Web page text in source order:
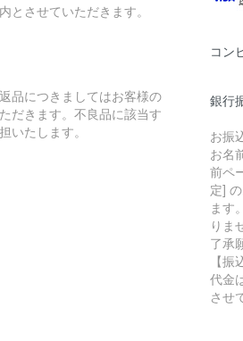
とさせていただきます。
品につきましてはお客様の
だきます。不良品に該当す
いたします。
コン
銀行
お振
お名
前ペ
定]
ます
りま
了承
【
代金
させ